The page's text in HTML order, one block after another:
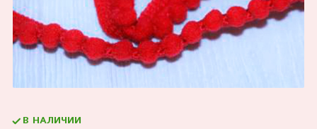
В НАЛИЧИИ